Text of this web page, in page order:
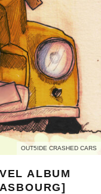
OUT5IDE CRASHED CARS
ALBUM